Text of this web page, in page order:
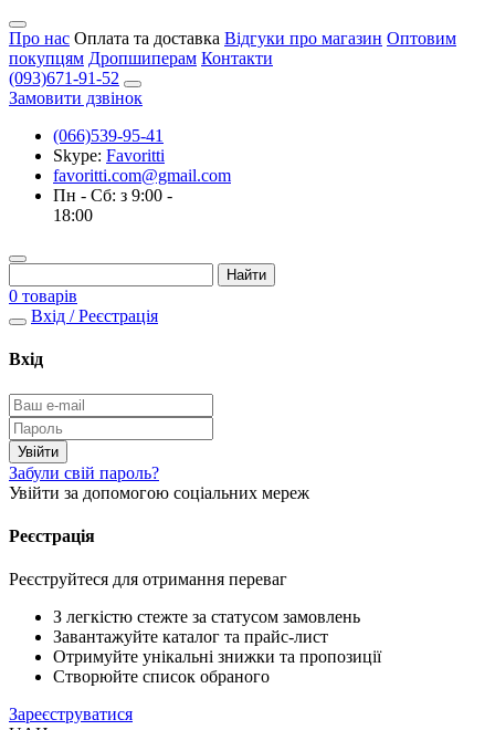
Про нас Оплата та доставка Відгуки про магазин Оптовим
покупцям Дропшиперам Контакти
(093)671-91-52
Замовити дзвінок
(066)539-95-41
Skype: Favoritti
favoritti.com@gmail.com
Пн - Сб: з 9:00 -
18:00
0 товарів
Вхід / Реєстрація
Вхід
Забули свій пароль?
Увійти за допомогою соціальних мереж
Реєстрація
Реєструйтеся для отримання переваг
З легкістю стежте за статусом замовлень
Завантажуйте каталог та прайс-лист
Отримуйте унікальні знижки та пропозиції
Створюйте список обраного
Зареєструватися